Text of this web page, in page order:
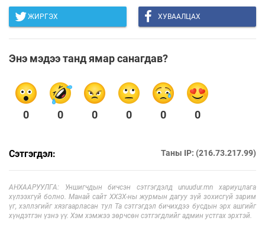
ЖИРГЭХ ХУВААЛЦАХ
Энэ мэдээ танд ямар санагдав?
0 0 0 0 0 0
Сэтгэгдэл: Таны IP: (216.73.217.99)
АНХААРУУЛГА: Уншигчдын бичсэн сэтгэгдэлд unuudur.mn хариуцлага
хүлээхгүй болно. Манай сайт ХХЗХ-ны журмын дагуу зүй зохисгүй зарим
үг, хэллэгийг хязгаарласан тул Та сэтгэгдэл бичихдээ бусдын эрх ашгийг
хүндэтгэн үзнэ үү. Хэм хэмжээ зөрчсөн сэтгэгдлийг админ устгах эрхтэй.